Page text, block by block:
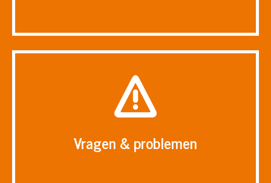
Vragen & problemen